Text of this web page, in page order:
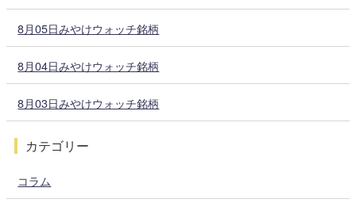
8月05日みやけウォッチ銘柄
8月04日みやけウォッチ銘柄
8月03日みやけウォッチ銘柄
カテゴリー
コラム